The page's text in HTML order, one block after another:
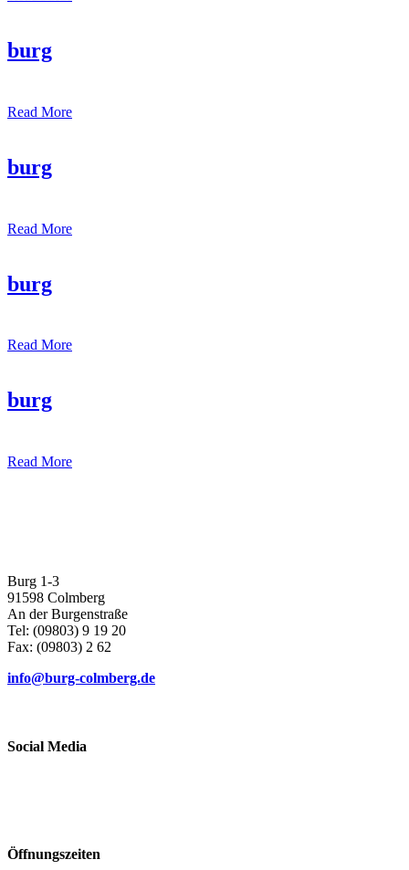
burg
Read More
burg
Read More
burg
Read More
burg
Read More
Burg 1-3
91598 Colmberg
An der Burgenstraße
Tel: (09803) 9 19 20
Fax: (09803) 2 62
info@burg-colmberg.de
Social Media
Öffnungszeiten